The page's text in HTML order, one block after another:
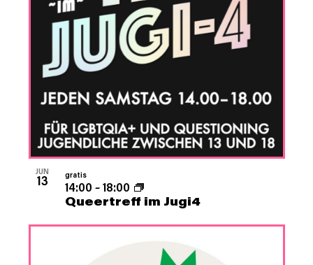
Photo
View
JUN
13
Queertreff im Jugi4
14:00 –18:00
gratis